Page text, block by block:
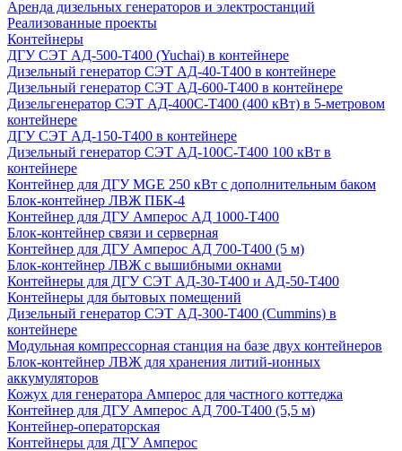
Аренда дизельных генераторов и электростанций
Реализованные проекты
Контейнеры
ДГУ СЭТ АД-500-Т400 (Yuchai) в контейнере
Дизельный генератор СЭТ АД-40-Т400 в контейнере
Дизельный генератор СЭТ АД-600-Т400 в контейнере
Дизельгенератор СЭТ АД-400С-Т400 (400 кВт) в 5-метровом
контейнере
ДГУ СЭТ АД-150-Т400 в контейнере
Дизельный генератор СЭТ АД-100С-Т400 100 кВт в
контейнере
Контейнер для ДГУ MGE 250 кВт с дополнительным баком
Блок-контейнер ЛВЖ ПБК-4
Контейнер для ДГУ Амперос АД 1000-Т400
Блок-контейнер связи и серверная
Контейнер для ДГУ Амперос АД 700-Т400 (5 м)
Блок-контейнер ЛВЖ с вышибными окнами
Контейнеры для ДГУ СЭТ АД-30-Т400 и АД-50-Т400
Контейнеры для бытовых помещений
Дизельный генератор СЭТ АД-300-Т400 (Cummins) в
контейнере
Модульная компрессорная станция на базе двух контейнеров
Блок-контейнер ЛВЖ для хранения литий-ионных
аккумуляторов
Кожух для генератора Амперос для частного коттеджа
Контейнер для ДГУ Амперос АД 700-Т400 (5,5 м)
Контейнер-операторская
Контейнеры для ДГУ Амперос